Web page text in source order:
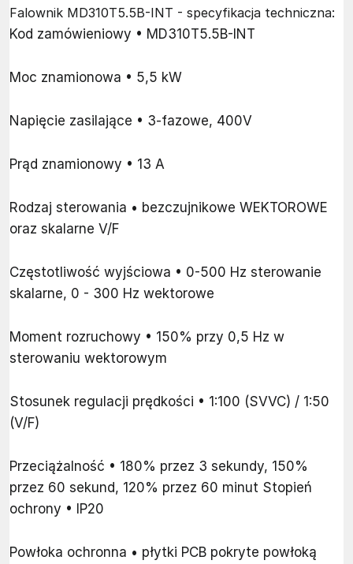
Falownik MD310T5.5B-INT - specyfikacja techniczna:
Kod zamówieniowy • MD310T5.5B-INT
Moc znamionowa • 5,5 kW
Napięcie zasilające • 3-fazowe, 400V
Prąd znamionowy • 13 A
Rodzaj sterowania • bezczujnikowe WEKTOROWE
oraz skalarne V/F
Częstotliwość wyjściowa • 0-500 Hz sterowanie
skalarne, 0 - 300 Hz wektorowe
Moment rozruchowy • 150% przy 0,5 Hz w
sterowaniu wektorowym
Stosunek regulacji prędkości • 1:100 (SVVC) / 1:50
(V/F)
Przeciążalność • 180% przez 3 sekundy, 150%
przez 60 sekund, 120% przez 60 minut Stopień
ochrony • IP20
Powłoka ochronna • płytki PCB pokryte powłoką